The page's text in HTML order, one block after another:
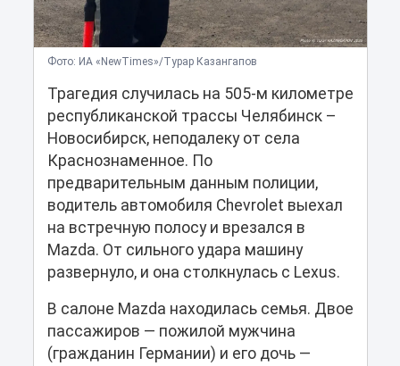
Фото: ИА «NewTimes»/Турар Казангапов
Трагедия случилась на 505-м километре
республиканской трассы Челябинск –
Новосибирск, неподалеку от села
Краснознаменное. По
предварительным данным полиции,
водитель автомобиля Chevrolet выехал
на встречную полосу и врезался в
Mazda. От сильного удара машину
развернуло, и она столкнулась с Lexus.
В салоне Mazda находилась семья. Двое
пассажиров — пожилой мужчина
(гражданин Германии) и его дочь —